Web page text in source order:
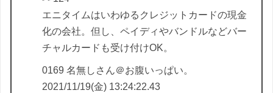
エニタイムはいわゆるクレジットカードの現金
化の会社。但し、ペイディやバンドルなどバー
チャルカードも受け付けOK。
0169 名無しさん＠お腹いっぱい。
2021/11/19(金) 13:24:22.43